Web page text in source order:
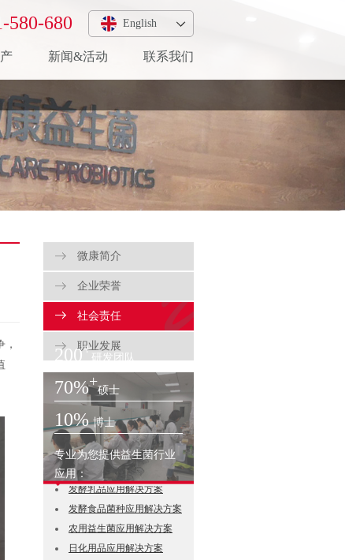
580-680 English
新闻&活动 联系我们
微康简介
企业荣誉
社会责任
职业发展
200+
研发团队
70%+
硕士
10% 博士
专业为您提供益生菌行业
应用：益生菌菌粉应用解决方案
发酵乳品应用解决方案
发酵食品菌种应用解决方案
农用益生菌应用解决方案
日化用品应用解决方案